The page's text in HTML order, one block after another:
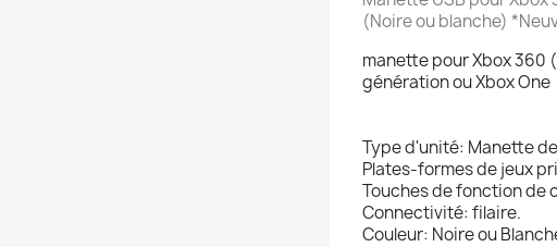
(Noire ou blanche)
manette pour Xbox 360
génération ou Xbox One
Type d'unité: Manette
Plates-formes de jeux
Touches de fonction de
Connectivité: filaire.
Couleur: Noire ou